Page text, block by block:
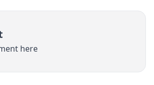
here